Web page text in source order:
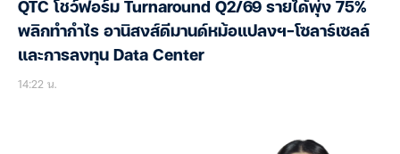
QTC โชว์ฟอร์ม Turnaround Q2/69 รายได้พุ่ง 75%
พลิกทำกำไร อานิสงส์ดีมานด์หม้อแปลงฯ-โซลาร์เซลล์
และการลงทุน Data Center
14:22 น.